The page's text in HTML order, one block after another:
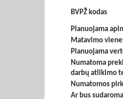
BVPŽ kodas
Planuojama
Matavimo
Planuojama
Numatoma
darbų atlikimo
Numatomos
Ar bus